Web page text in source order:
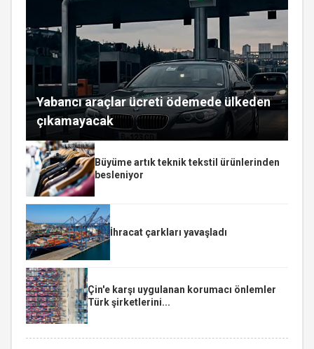
Yabancı araçlar ücreti ödemede ülkeden
çıkamayacak
Büyüme artık teknik tekstil ürünlerinden
besleniyor
İhracat çarkları yavaşladı
Çin'e karşı uygulanan korumacı önlemler
Türk şirketlerini...